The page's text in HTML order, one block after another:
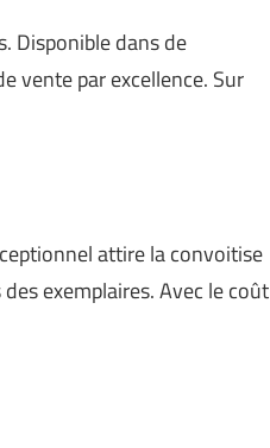
Disponible dans de
vente par excellence. Sur
attire la convoitise
exemplaires. Avec le coût